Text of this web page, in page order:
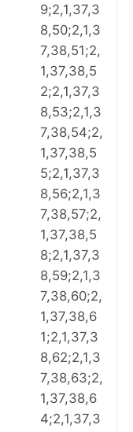
9;2,1,37,3
8,50;2,1,3
7,38,51;2,
1,37,38,5
2;2,1,37,3
8,53;2,1,3
7,38,54;2,
1,37,38,5
5;2,1,37,3
8,56;2,1,3
7,38,57;2,
1,37,38,5
8;2,1,37,3
8,59;2,1,3
7,38,60;2,
1,37,38,6
1;2,1,37,3
8,62;2,1,3
7,38,63;2,
1,37,38,6
4;2,1,37,3